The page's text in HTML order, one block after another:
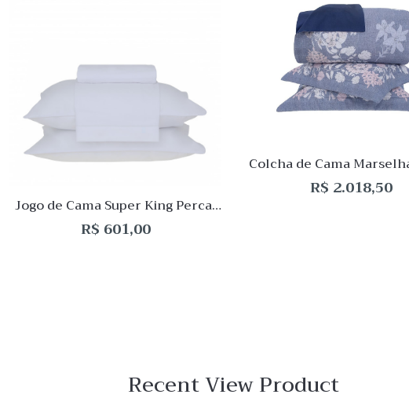
Comparar
Quick
View
Quick View
Desejo
Comparar
Jogo de Cama Super King Percal
180 fios Basic Percalle Branco
Buddemeyer
R$ 601,00
Colcha de Cama
King Buddemeyer
R$ 2.018,50
Recent View Product